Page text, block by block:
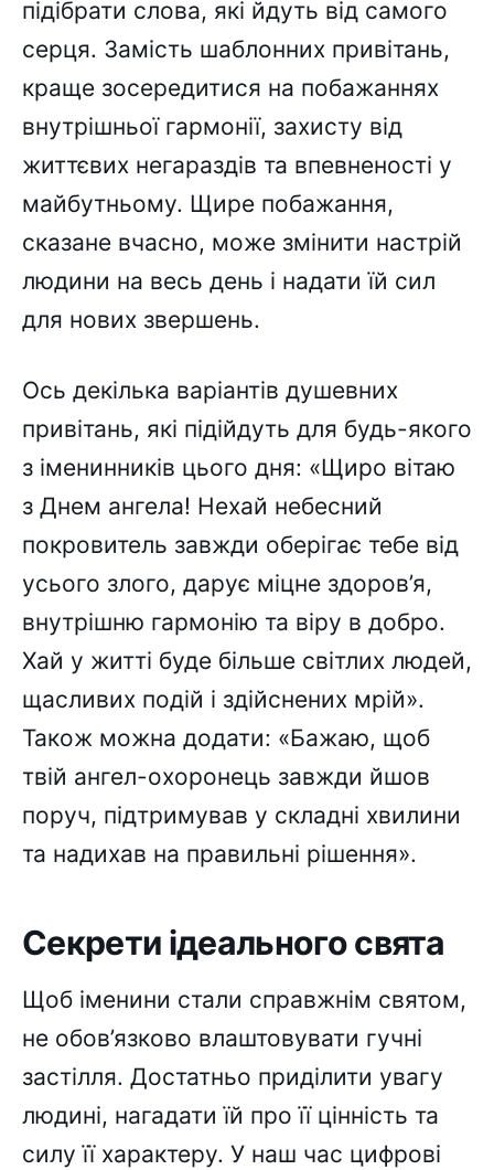
підібрати слова, які йдуть від самого
серця. Замість шаблонних привітань,
краще зосередитися на побажаннях
внутрішньої гармонії, захисту від
життєвих негараздів та впевненості у
майбутньому. Щире побажання,
сказане вчасно, може змінити настрій
людини на весь день і надати їй сил
для нових звершень.
Ось декілька варіантів душевних
привітань, які підійдуть для будь-якого
з іменинників цього дня: «Щиро вітаю
з Днем ангела! Нехай небесний
покровитель завжди оберігає тебе від
усього злого, дарує міцне здоров’я,
внутрішню гармонію та віру в добро.
Хай у житті буде більше світлих людей,
щасливих подій і здійснених мрій».
Також можна додати: «Бажаю, щоб
твій ангел-охоронець завжди йшов
поруч, підтримував у складні хвилини
та надихав на правильні рішення».
Секрети ідеального свята
Щоб іменини стали справжнім святом,
не обов’язково влаштовувати гучні
застілля. Достатньо приділити увагу
людині, нагадати їй про її цінність та
силу її характеру. У наш час цифрові